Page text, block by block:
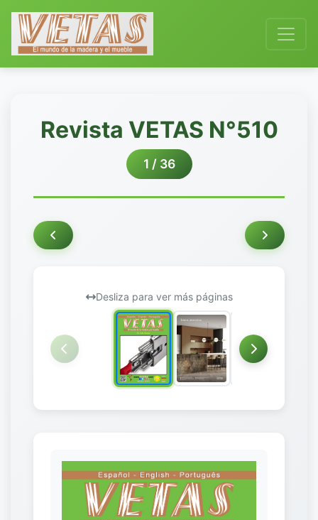
Revista VETAS N°510
1 / 36
Desliza para ver más páginas